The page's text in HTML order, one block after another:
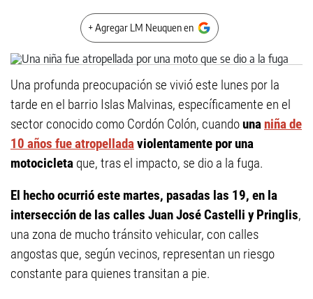
+ Agregar LM Neuquen en
Una profunda preocupación se vivió este lunes por la
tarde en el barrio Islas Malvinas, específicamente en el
sector conocido como Cordón Colón, cuandouna niña de
10 años fue atropelladaviolentamente por una
motocicleta que, tras el impacto, se dio a la fuga.
El hecho ocurrió este martes, pasadas las 19, en la
intersección de las calles Juan José Castelli y Pringlis,
una zona de mucho tránsito vehicular, con calles
angostas que, según vecinos, representan un riesgo
constante para quienes transitan a pie.